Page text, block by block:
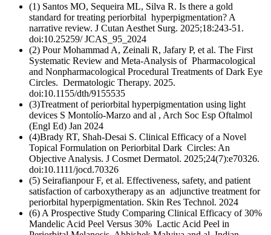
(1) Santos MO, Sequeira ML, Silva R. Is there a gold
standard for treating periorbital hyperpigmentation? A
narrative review. J Cutan Aesthet Surg. 2025;18:243-51.
doi:10.25259/ JCAS_95_2024
(2) Pour Mohammad A, Zeinali R, Jafary P, et al. The First
Systematic Review and Meta-Analysis of Pharmacological
and Nonpharmacological Procedural Treatments of Dark Eye
Circles. Dermatologic Therapy. 2025.
doi:10.1155/dth/9155535
(3)Treatment of periorbital hyperpigmentation using light
devices S Montolío-Marzo and al , Arch Soc Esp Oftalmol
(Engl Ed) Jan 2024
(4)Brady RT, Shah-Desai S. Clinical Efficacy of a Novel
Topical Formulation on Periorbital Dark Circles: An
Objective Analysis. J Cosmet Dermatol. 2025;24(7):e70326.
doi:10.1111/jocd.70326
(5) Seirafianpour F, et al. Effectiveness, safety, and patient
satisfaction of carboxytherapy as an adjunctive treatment for
periorbital hyperpigmentation. Skin Res Technol. 2024
(6) A Prospective Study Comparing Clinical Efficacy of 30%
Mandelic Acid Peel Versus 30% Lactic Acid Peel in